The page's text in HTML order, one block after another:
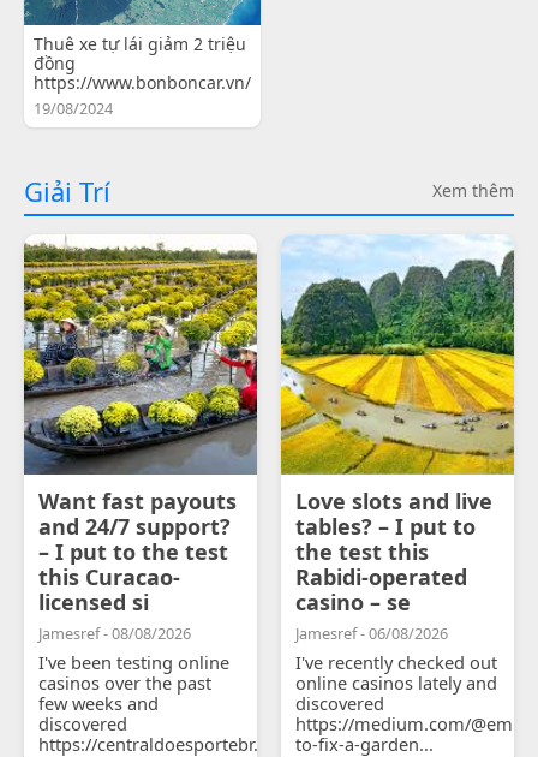
Thuê xe tự lái giảm 2 triệu
đồng
https://www.bonboncar.vn/
19/08/2024
Giải Trí Xem thêm
Want fast payouts
and 24/7 support?
– I put to the test
this Curacao-
licensed si
Jamesref - 08/08/2026
I've been testing online
casinos over the past
few weeks and
discovered
https://centraldoesportebr.substack.com/p/cucure...
Love slots and live
tables? – I put to
the test this
Rabidi-operated
casino – se
Jamesref - 06/08/2026
I've recently checked out
online casinos lately and
discovered
https://medium.com/
to-fix-a-garden...